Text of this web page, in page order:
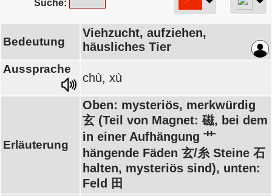
Suche:
Bedeutung
Viehzucht, aufziehen,
häusliches Tier
Aussprache
chù, xù
Erläuterung
Oben: mysteriös, merkwürdig
玄 (Teil von Magnet: 磁, bei dem
in einer Aufhängung 艹
hängende Fäden 玄/糸 Steine 石
halten, mysteriös sind), unten:
Feld 田